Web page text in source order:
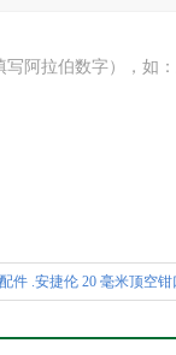
写阿拉伯数字），如
件 .安捷伦 20 毫米顶空